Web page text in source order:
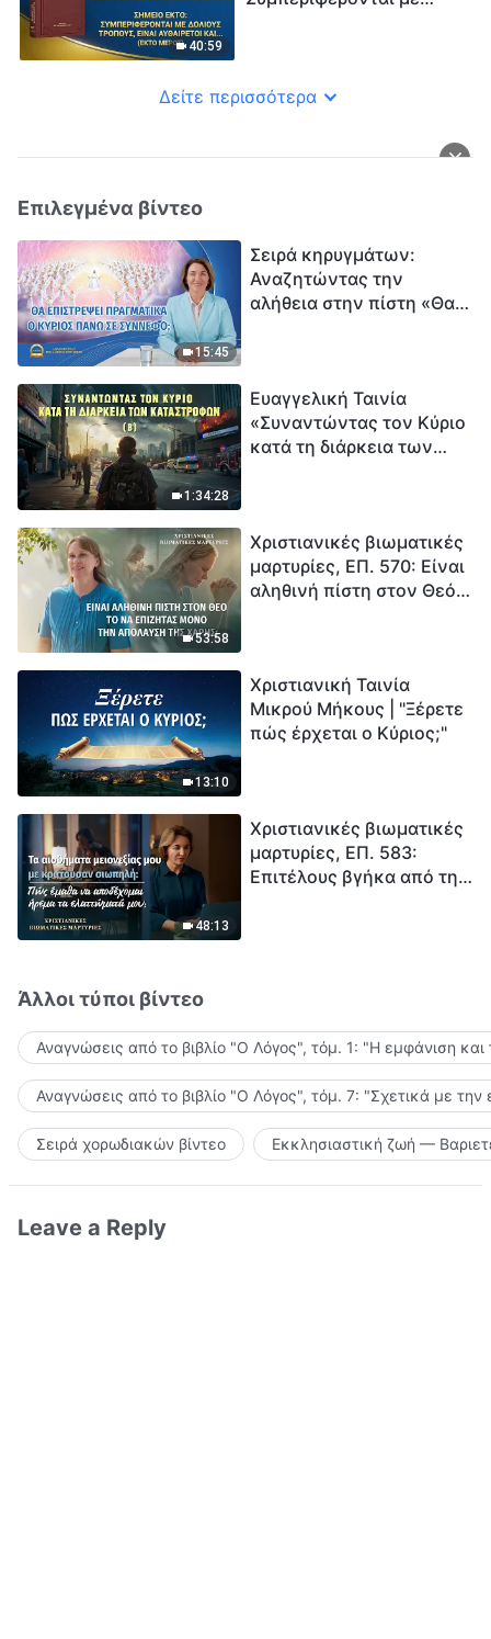
40:59
συναναστρέφονται ποτέ
αναγκάζουν τους άλλους
Δείτε περισσότερα
Επιλεγμένα βίντεο
15:45
Σειρά κηρυγμάτων:
Αναζητώντας την
αλήθεια στην πίστη «Θα
1:34:28
Ευαγγελική Ταινία
«Συναντώντας τον Κύριο
κατά τη διάρκεια των
εξαφάνισης». Οι
καταστροφές χτυπούν.
Ξεκινά η αντίστροφη
53:58
Χριστιανικές βιωματικές
μαρτυρίες, ΕΠ. 570: Είναι
αληθινή πίστη στον Θεό
13:10
Χριστιανική Ταινία
Μικρού Μήκους | "Ξέρετε
πώς έρχεται ο Κύριος;"
48:13
Χριστιανικές βιωματικές
μαρτυρίες, ΕΠ. 583:
Επιτέλους βγήκα από τη
Άλλοι τύποι βίντεο
Αναγνώσεις από το βιβλίο "Ο Λόγος", τόμ. 1: "Η εμφάνιση
Αναγνώσεις από το βιβλίο "Ο Λόγος", τόμ. 7: "Σχετικά με την
Σειρά χορωδιακών βίντεο Εκκλησιαστική ζωή —
Leave a Reply